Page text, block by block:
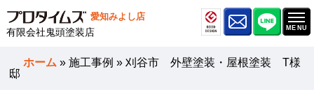
愛知みよし店
有限会社鬼頭塗装店
ホーム »施工事例 »刈谷市 外壁塗装・屋根塗装 T様
邸